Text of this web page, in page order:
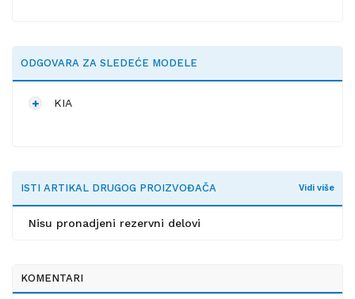
ODGOVARA ZA SLEDEĆE MODELE
KIA
ISTI ARTIKAL DRUGOG PROIZVOĐAČA Vidi više
Nisu pronadjeni rezervni delovi
KOMENTARI